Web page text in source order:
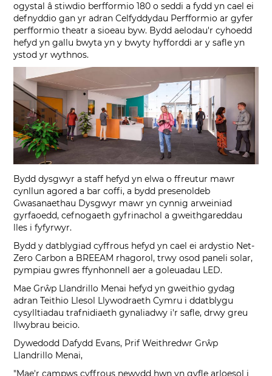
ogystal â stiwdio berfformio 180 o seddi a fydd yn cael ei
defnyddio gan yr adran Celfyddydau Perfformio ar gyfer
perfformio theatr a sioeau byw. Bydd aelodau'r cyhoedd
hefyd yn gallu bwyta yn y bwyty hyfforddi ar y safle yn
ystod yr wythnos.
Bydd dysgwyr a staff hefyd yn elwa o ffreutur mawr
cynllun agored a bar coffi, a bydd presenoldeb
Gwasanaethau Dysgwyr mawr yn cynnig arweiniad
gyrfaoedd, cefnogaeth gyfrinachol a gweithgareddau
lles i fyfyrwyr.
Bydd y datblygiad cyffrous hefyd yn cael ei ardystio Net-
Zero Carbon a BREEAM rhagorol, trwy osod paneli solar,
pympiau gwres ffynhonnell aer a goleuadau LED.
Mae Grŵp Llandrillo Menai hefyd yn gweithio gydag
adran Teithio Llesol Llywodraeth Cymru i ddatblygu
cysylltiadau trafnidiaeth gynaliadwy i'r safle, drwy greu
llwybrau beicio.
Dywedodd Dafydd Evans, Prif Weithredwr Grŵp
Llandrillo Menai,
"Mae'r campws cyffrous newydd hwn yn gyfle arloesol i